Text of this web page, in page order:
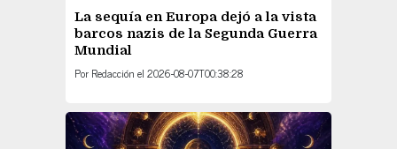
La sequía en Europa dejó a la vista
barcos nazis de la Segunda Guerra
Mundial
Por Redacción el 2026-08-07T00:38:28